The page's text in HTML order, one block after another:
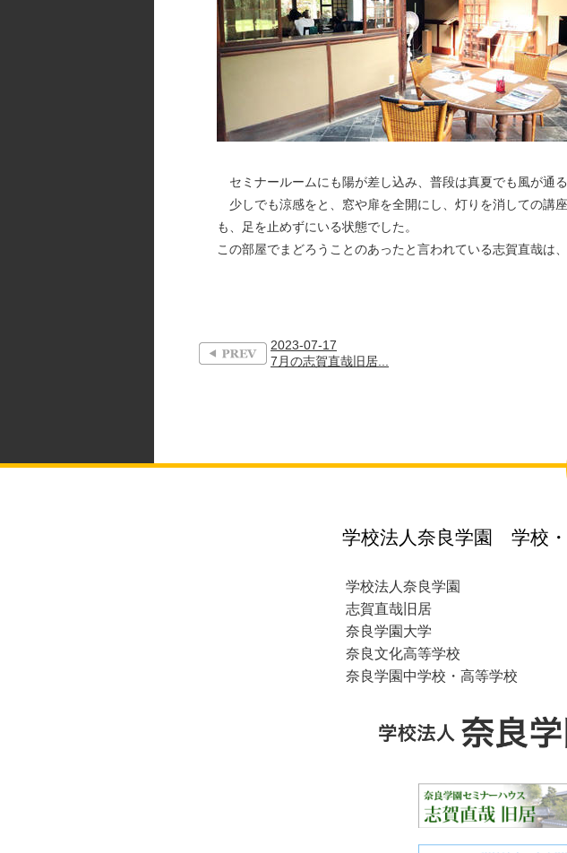
セミナールームにも陽が差し込み、普段は真夏でも風が通
少しでも涼感をと、窓や扉を全開にし、灯りを消しての講
も、足を止めずにいる状態でした。
この部屋でまどろうことのあったと言われている志賀直哉は
2023-07-17
7月の志賀直哉旧居...
学校法人奈良学園 学校
学校法人奈良学園
志賀直哉旧居
奈良学園大学
奈良文化高等学校
奈良学園中学校・高等学校